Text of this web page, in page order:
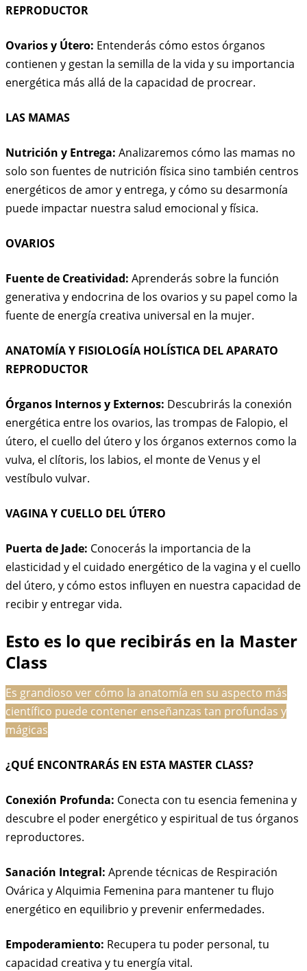
REPRODUCTOR
Ovarios y Útero: Entenderás cómo estos órganos
contienen y gestan la semilla de la vida y su importancia
energética más allá de la capacidad de procrear.
LAS MAMAS
Nutrición y Entrega: Analizaremos cómo las mamas no
solo son fuentes de nutrición física sino también centros
energéticos de amor y entrega, y cómo su desarmonía
puede impactar nuestra salud emocional y física.
OVARIOS
Fuente de Creatividad: Aprenderás sobre la función
generativa y endocrina de los ovarios y su papel como la
fuente de energía creativa universal en la mujer.
ANATOMÍA Y FISIOLOGÍA HOLÍSTICA DEL APARATO
REPRODUCTOR
Órganos Internos y Externos: Descubrirás la conexión
energética entre los ovarios, las trompas de Falopio, el
útero, el cuello del útero y los órganos externos como la
vulva, el clítoris, los labios, el monte de Venus y el
vestíbulo vulvar.
VAGINA Y CUELLO DEL ÚTERO
Puerta de Jade: Conocerás la importancia de la
elasticidad y el cuidado energético de la vagina y el cuello
del útero, y cómo estos influyen en nuestra capacidad de
recibir y entregar vida.
Esto es lo que recibirás en la Master
Class
Es grandioso ver cómo la anatomía en su aspecto más
científico puede contener enseñanzas tan profundas y
mágicas
¿QUÉ ENCONTRARÁS EN ESTA MASTER CLASS?
Conexión Profunda: Conecta con tu esencia femenina y
descubre el poder energético y espiritual de tus órganos
reproductores.
Sanación Integral: Aprende técnicas de Respiración
Ovárica y Alquimia Femenina para mantener tu flujo
energético en equilibrio y prevenir enfermedades.
Empoderamiento: Recupera tu poder personal, tu
capacidad creativa y tu energía vital.